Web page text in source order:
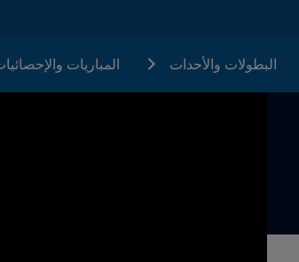
البطولات والأحدات المباريات